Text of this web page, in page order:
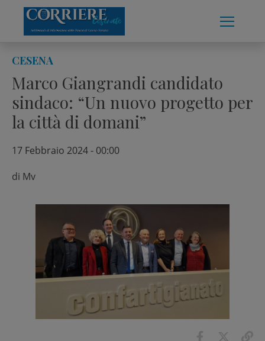
content
CESENA
Marco Giangrandi candidato
sindaco: “Un nuovo progetto per
la città di domani”
17 Febbraio 2024 - 00:00
di Mv